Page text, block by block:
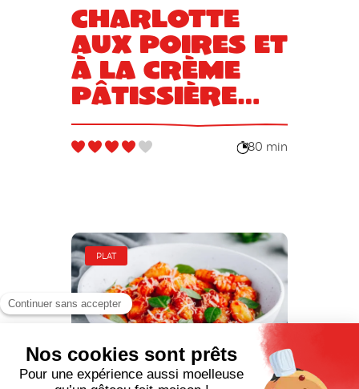
Charlotte
aux poires et
à la crème
pâtissière
rapide et
délicieuse
80 min
PLAT